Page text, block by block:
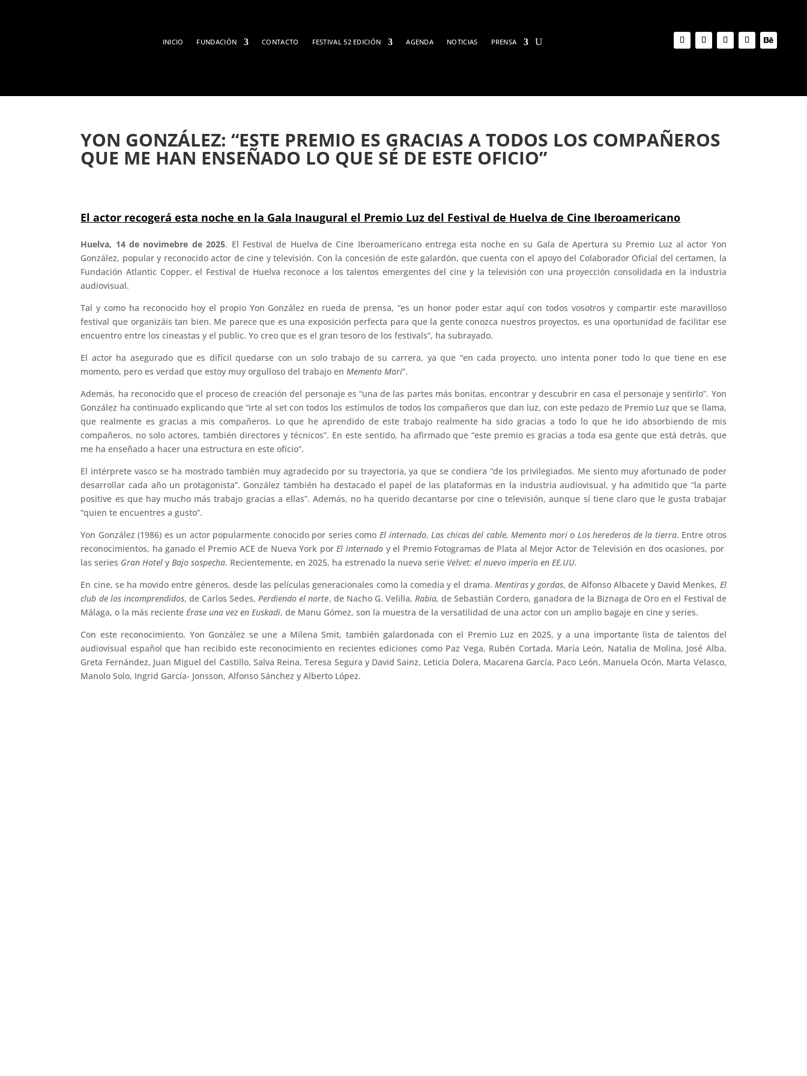
INICIO FUNDACIÓN CONTACTO FESTIVAL 52 EDICIÓN AGENDA NOTICIAS PRENSA
YON GONZÁLEZ: “ESTE PREMIO ES GRACIAS A TODOS LOS COMPAÑEROS
QUE ME HAN ENSEÑADO LO QUE SÉ DE ESTE OFICIO”
El actor recogerá esta noche en la Gala Inaugural el Premio Luz del Festival de Huelva de Cine Iberoamericano
Huelva, 14 de novimebre de 2025. El Festival de Huelva de Cine Iberoamericano entrega esta noche en su Gala de Apertura su Premio Luz al actor Yon
González, popular y reconocido actor de cine y televisión. Con la concesión de este galardón, que cuenta con el apoyo del Colaborador Oficial del certamen, la
Fundación Atlantic Copper, el Festival de Huelva reconoce a los talentos emergentes del cine y la televisión con una proyección consolidada en la industria
audiovisual.
Tal y como ha reconocido hoy el propio Yon González en rueda de prensa, “es un honor poder estar aquí con todos vosotros y compartir este maravilloso
festival que organizáis tan bien. Me parece que es una exposición perfecta para que la gente conozca nuestros proyectos, es una oportunidad de facilitar ese
encuentro entre los cineastas y el public. Yo creo que es el gran tesoro de los festivals”, ha subrayado.
El actor ha asegurado que es difícil quedarse con un solo trabajo de su carrera, ya que “en cada proyecto, uno intenta poner todo lo que tiene en ese
momento, pero es verdad que estoy muy orgulloso del trabajo enMemento Mori”.
Además, ha reconocido que el proceso de creación del personaje es “una de las partes más bonitas, encontrar y descubrir en casa el personaje y sentirlo”. Yon
González ha continuado explicando que “irte al set con todos los estímulos de todos los compañeros que dan luz, con este pedazo de Premio Luz que se llama,
que realmente es gracias a mis compañeros. Lo que he aprendido de este trabajo realmente ha sido gracias a todo lo que he ido absorbiendo de mis
compañeros, no solo actores, también directores y técnicos”. En este sentido, ha afirmado que “este premio es gracias a toda esa gente que está detrás, que
me ha enseñado a hacer una estructura en este oficio”.
El intérprete vasco se ha mostrado también muy agradecido por su trayectoria, ya que se condiera “de los privilegiados. Me siento muy afortunado de poder
desarrollar cada año un protagonista”. González también ha destacado el papel de las plataformas en la industria audiovisual, y ha admitido que “la parte
positive es que hay mucho más trabajo gracias a ellas”. Además, no ha querido decantarse por cine o televisión, aunque sí tiene claro que le gusta trabajar
“quien te encuentres a gusto”.
Yon González (1986) es un actor popularmente conocido por series como El internado,Las chicas del cable, Memento morio Los herederos de la tierra. Entre otros
reconocimientos, ha ganado el Premio ACE de Nueva York porEl internado y el Premio Fotogramas de Plata al Mejor Actor de Televisión en dos ocasiones, por
las series Gran Hotel yBajo sospecha. Recientemente, en 2025, ha estrenado la nueva serie Velvet: el nuevo imperio en EE.UU.
En cine, se ha movido entre géneros, desde las películas generacionales como la comedia y el drama. Mentiras y gordas, de Alfonso Albacete y David Menkes, El
club de los incomprendidos, de Carlos Sedes,Perdiendo el norte, de Nacho G. Velilla,Rabia, de Sebastián Cordero, ganadora de la Biznaga de Oro en el Festival de
Málaga, o la más recienteÉrase una vez en Euskadi, de Manu Gómez, son la muestra de la versatilidad de una actor con un amplio bagaje en cine y series.
Con este reconocimiento, Yon González se une a Milena Smit, también galardonada con el Premio Luz en 2025, y a una importante lista de talentos del
audiovisual español que han recibido este reconocimiento en recientes ediciones como Paz Vega, Rubén Cortada, María León, Natalia de Molina, José Alba,
Greta Fernández, Juan Miguel del Castillo, Salva Reina, Teresa Segura y David Sainz, Leticia Dolera, Macarena García, Paco León, Manuela Ocón, Marta Velasco,
Manolo Solo, Ingrid García- Jonsson, Alfonso Sánchez y Alberto López.